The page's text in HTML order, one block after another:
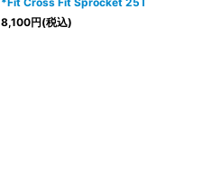
8,100円(税込)